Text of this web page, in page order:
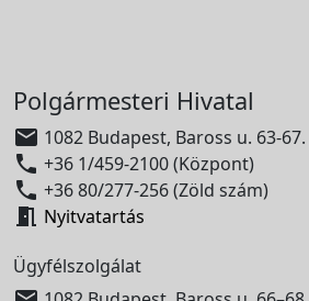
Polgármesteri Hivatal
 1082 Budapest, Baross u. 63-67.
 +36 1/459-2100 (Központ)
 +36 80/277-256 (Zöld szám)
 Nyitvatartás
Ügyfélszolgálat